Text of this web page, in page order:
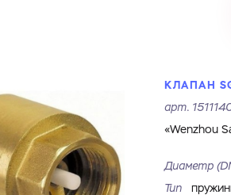
Перечислите товары, которые вас интересуют и
вы хотите по ним получить. Мы свяжемся с вами в
КЛАПАН
арт.
«Wenzhou
Диаметр
Тип